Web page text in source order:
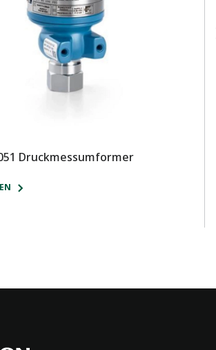
Druckmessumformer